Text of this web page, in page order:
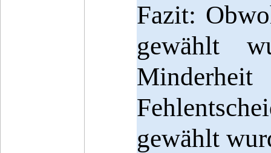
Fazit:
gewählt
gewählt